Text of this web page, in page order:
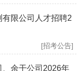
有限公司人才招聘2
[招考公告]
余干公司2026年